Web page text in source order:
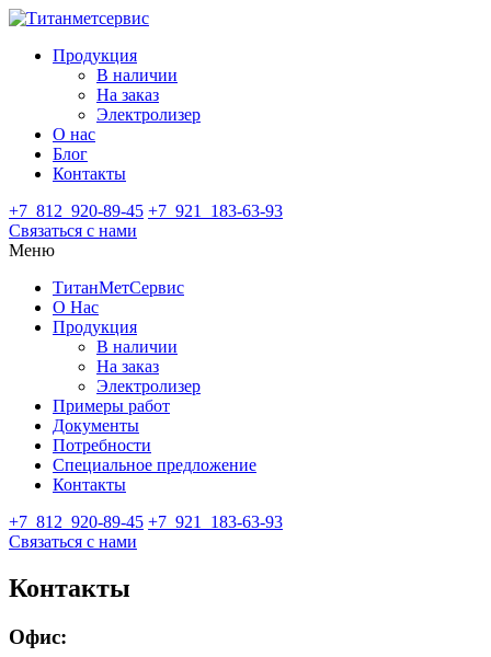
Продукция
В наличии
На заказ
Электролизер
О нас
Блог
Контакты
+7 812 920-89-45 +7 921 183-63-93
Связаться с нами
Меню
ТитанМетСервис
О Нас
Продукция
В наличии
На заказ
Электролизер
Примеры работ
Документы
Потребности
Специальное предложение
Контакты
+7 812 920-89-45 +7 921 183-63-93
Связаться с нами
Контакты
Офис: